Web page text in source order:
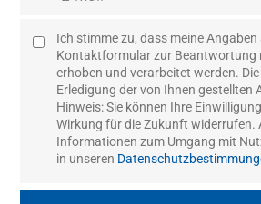
Ich stimme zu, dass meine Angaben
Kontaktformular zur Beantwortung
erhoben und verarbeitet werden.
Erledigung der von Ihnen gestellten
Hinweis: Sie können Ihre
Wirkung für die Zukunft widerrufen.
Informationen zum Umgang mit
in unseren